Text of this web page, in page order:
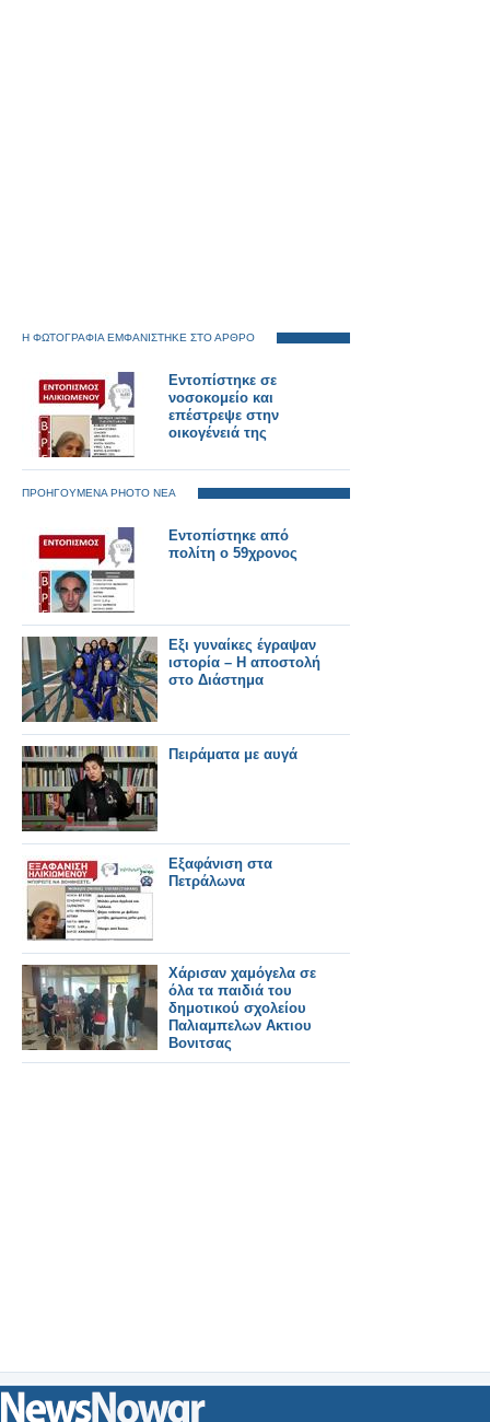
Η ΦΩΤΟΓΡΑΦΙΑ ΕΜΦΑΝΙΣΤΗΚΕ ΣΤΟ ΑΡΘΡΟ
Εντοπίστηκε σε
νοσοκομείο και
επέστρεψε στην
οικογένειά της
ΠΡΟΗΓΟΥΜΕΝΑ PHOTO ΝΕΑ
Εντοπίστηκε από
πολίτη ο 59χρονος
Εξι γυναίκες έγραψαν
ιστορία – Η αποστολή
στο Διάστημα
Πειράματα με αυγά
Εξαφάνιση στα
Πετράλωνα
Χάρισαν χαμόγελα σε
όλα τα παιδιά του
δημοτικού σχολείου
Παλιαμπελων Ακτιου
Βονιτσας